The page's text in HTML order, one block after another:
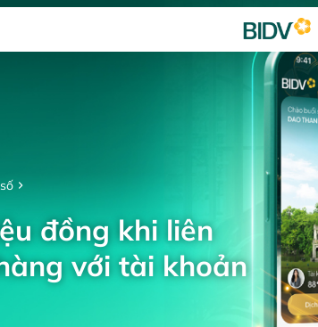
đồng khi liên
với tài khoản